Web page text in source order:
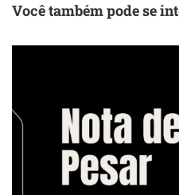
Você também pode se